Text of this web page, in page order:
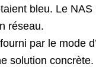
bleu. Le NAS
réseau.
par le mode
solution concrète.